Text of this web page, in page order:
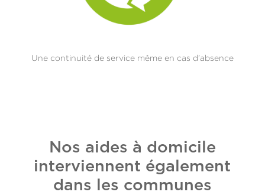
Une continuité de service même en cas d’absence
Nos aides à domicile
interviennent également
dans les communes